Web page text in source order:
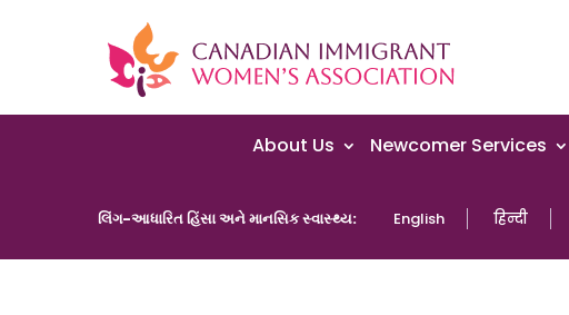
About Us Newcomer Services
લિંગ-આધારિત હિંસા અને માનસિક સ્વાસ્થ્ય: English हिन्दी